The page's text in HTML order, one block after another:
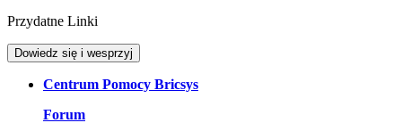
Przydatne Linki
Dowiedz się i wesprzyj
Centrum Pomocy Bricsys
Forum